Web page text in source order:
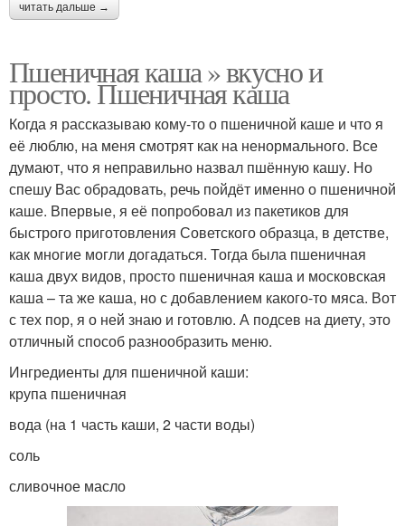
читать дальше →
Пшеничная каша » вкусно и
просто. Пшеничная каша
Когда я рассказываю кому-то о пшеничной каше и что я
её люблю, на меня смотрят как на ненормального. Все
думают, что я неправильно назвал пшённую кашу. Но
спешу Вас обрадовать, речь пойдёт именно о пшеничной
каше. Впервые, я её попробовал из пакетиков для
быстрого приготовления Советского образца, в детстве,
как многие могли догадаться. Тогда была пшеничная
каша двух видов, просто пшеничная каша и московская
каша – та же каша, но с добавлением какого-то мяса. Вот
с тех пор, я о ней знаю и готовлю. А подсев на диету, это
отличный способ разнообразить меню.
Ингредиенты для пшеничной каши:
крупа пшеничная
вода (на 1 часть каши, 2 части воды)
соль
сливочное масло